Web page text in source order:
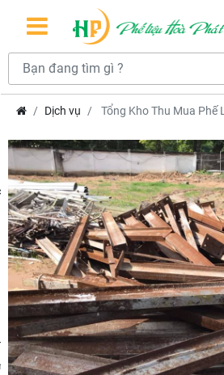
Dịch vụ Tổng Kho Thu Mua Phế